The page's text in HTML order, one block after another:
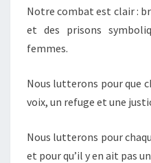
Notre combat est clair :
et des prisons
femmes.
Nous lutterons pour que
voix, un refuge et une
Nous lutterons pour
et pour qu’il y en ait pas